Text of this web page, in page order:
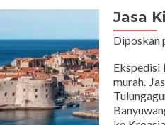
Jasa
Diposkan
Ekspedisi
murah.